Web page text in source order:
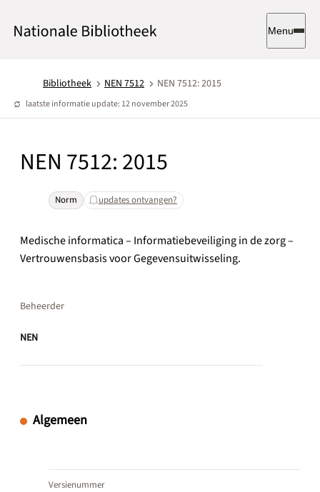
Menu
Bibliotheek NEN 7512 NEN 7512: 2015
laatste informatie update: 12 november 2025
NEN 7512: 2015
Norm updates ontvangen?
Medische informatica – Informatiebeveiliging in de zorg –
Vertrouwensbasis voor Gegevensuitwisseling.
Beheerder
NEN
Algemeen
Versienummer